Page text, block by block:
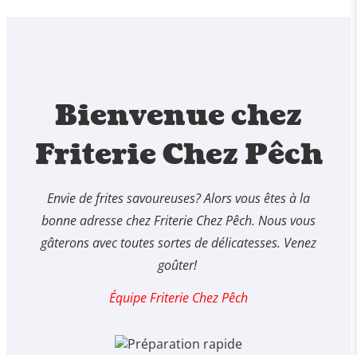
Bienvenue chez
Friterie Chez Pêch
Envie de frites savoureuses? Alors vous êtes à la
bonne adresse chez Friterie Chez Pêch. Nous vous
gâterons avec toutes sortes de délicatesses. Venez
goûter!
Équipe Friterie Chez Pêch